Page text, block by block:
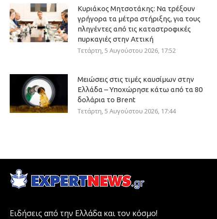
Κυριάκος Μητσοτάκης: Να τρέξουν
γρήγορα τα μέτρα στήριξης, για τους
πληγέντες από τις καταστροφικές
πυρκαγιές στην Αττική
Τετάρτη, 5 Αυγούστου 2026, 17:52
Μειώσεις στις τιμές καυσίμων στην
Ελλάδα – Υποχώρησε κάτω από τα 80
δολάρια το Brent
Τετάρτη, 5 Αυγούστου 2026, 17:44
Ειδήσεις από την Ελλάδα και τον κόσμο!